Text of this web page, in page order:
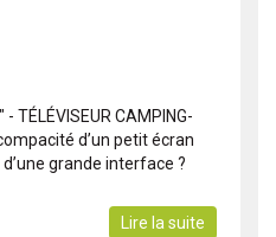
- TÉLÉVISEUR CAMPING-
d’un petit écran
grande interface ?
Lire la suite